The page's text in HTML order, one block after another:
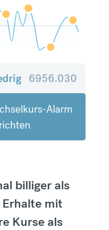
6956.030
Alarm
billiger als
mit
Kurse als